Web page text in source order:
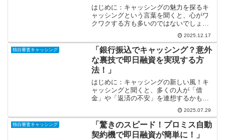
はじめに：キャッシングの魅力を探るキ
ャッシングという言葉を聞くと、心がワ
クワクする方も多いのではないでしょう
か？必要なときにすぐ手元にお金が入る
というその便利さは、まさに現代の金融
の恩恵です。しかし、キャッシングには
さまざまなルールや手続き...
2025.12.17
独自審査キャッシング
「銀行振込でキャッシング？意外
な裏技で即日融資を実現する方
法！」
はじめに：キャッシングの新しい風！キ
ャッシングと聞くと、多くの人が「借
金」や「返済の不安」を連想するかもし
れません。しかし、実は銀行振込を活用
することで、意外と手軽にキャッシング
ができる方法があるのです！この裏技を
知れば、あなたの財布も心も...
2025.07.29
独自審査キャッシング
「驚きのスピード！プロミス自動
契約機で即日融資が簡単に！」